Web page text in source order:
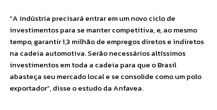
“A indústria precisará entrar em um novo ciclo de
investimentos para se manter competitiva, e, ao mesmo
tempo, garantir 1,3 milhão de empregos diretos e indiretos
na cadeia automotiva. Serão necessários altíssimos
investimentos em toda a cadeia para que o Brasil
abasteça seu mercado local e se consolide como um polo
exportador”, disse o estudo da Anfavea.